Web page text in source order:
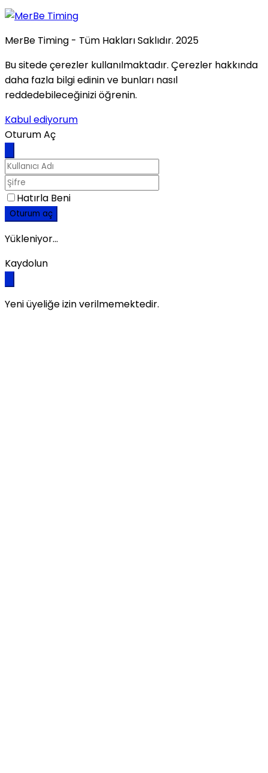
MerBe Timing - Tüm Hakları Saklıdır. 2025
Bu sitede çerezler kullanılmaktadır. Çerezler hakkında
daha fazla bilgi edinin ve bunları nasıl
reddedebileceğinizi öğrenin.
Kabul ediyorum
Oturum Aç
Hatırla Beni
Oturum aç
Yükleniyor...
Kaydolun
Yeni üyeliğe izin verilmemektedir.